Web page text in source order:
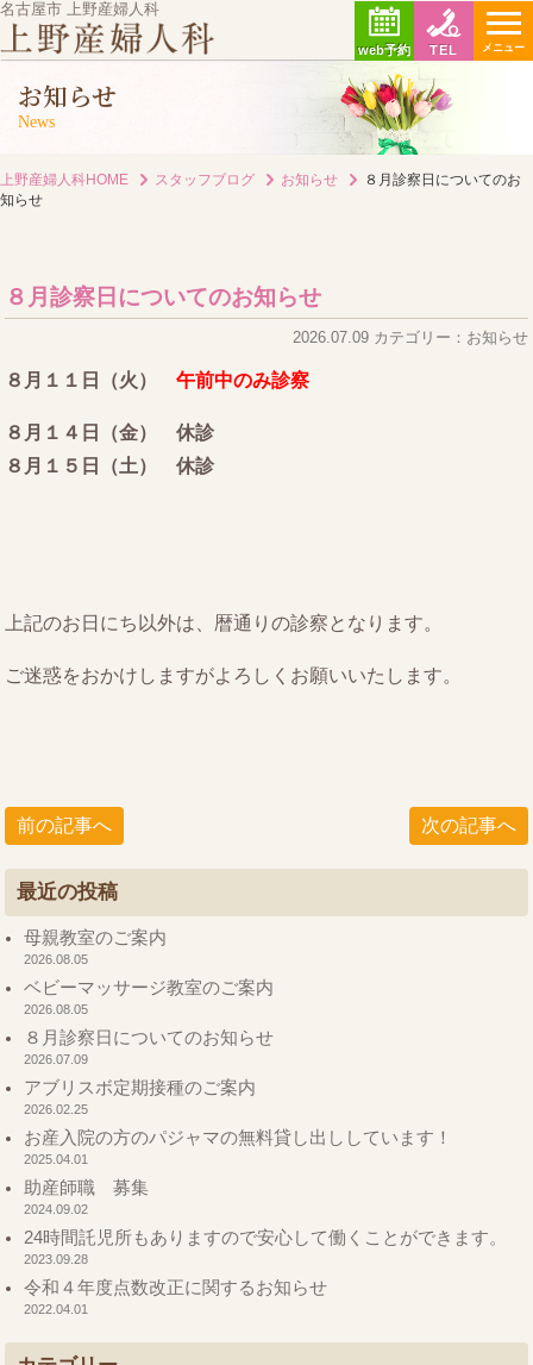
名古屋市 上野産婦人科
web予約 TEL メニュー
お知らせ
News
上野産婦人科HOME スタッフブログ お知らせ
８月診察日についてのお
知らせ
８月診察日についてのお知らせ
2026.07.09 カテゴリー：お知らせ
８月１１日（火） 午前中のみ診察
８月１４日（金） 休診
８月１５日（土） 休診
上記のお日にち以外は、暦通りの診察となります。
ご迷惑をおかけしますがよろしくお願いいたします。
前の記事へ 次の記事へ
最近の投稿
母親教室のご案内
2026.08.05
ベビーマッサージ教室のご案内
2026.08.05
８月診察日についてのお知らせ
2026.07.09
アブリスボ定期接種のご案内
2026.02.25
お産入院の方のパジャマの無料貸し出ししています！
2025.04.01
助産師職 募集
2024.09.02
24時間託児所もありますので安心して働くことができます。
2023.09.28
令和４年度点数改正に関するお知らせ
2022.04.01